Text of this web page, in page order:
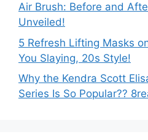
Air Brush: Before and
Unveiled!
5 Refresh Lifting Masks
You Slaying, 20s Style!
Why the Kendra Scott
Series Is So Popular??